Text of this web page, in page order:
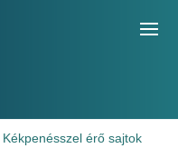
Kékpenésszel érő sajtok